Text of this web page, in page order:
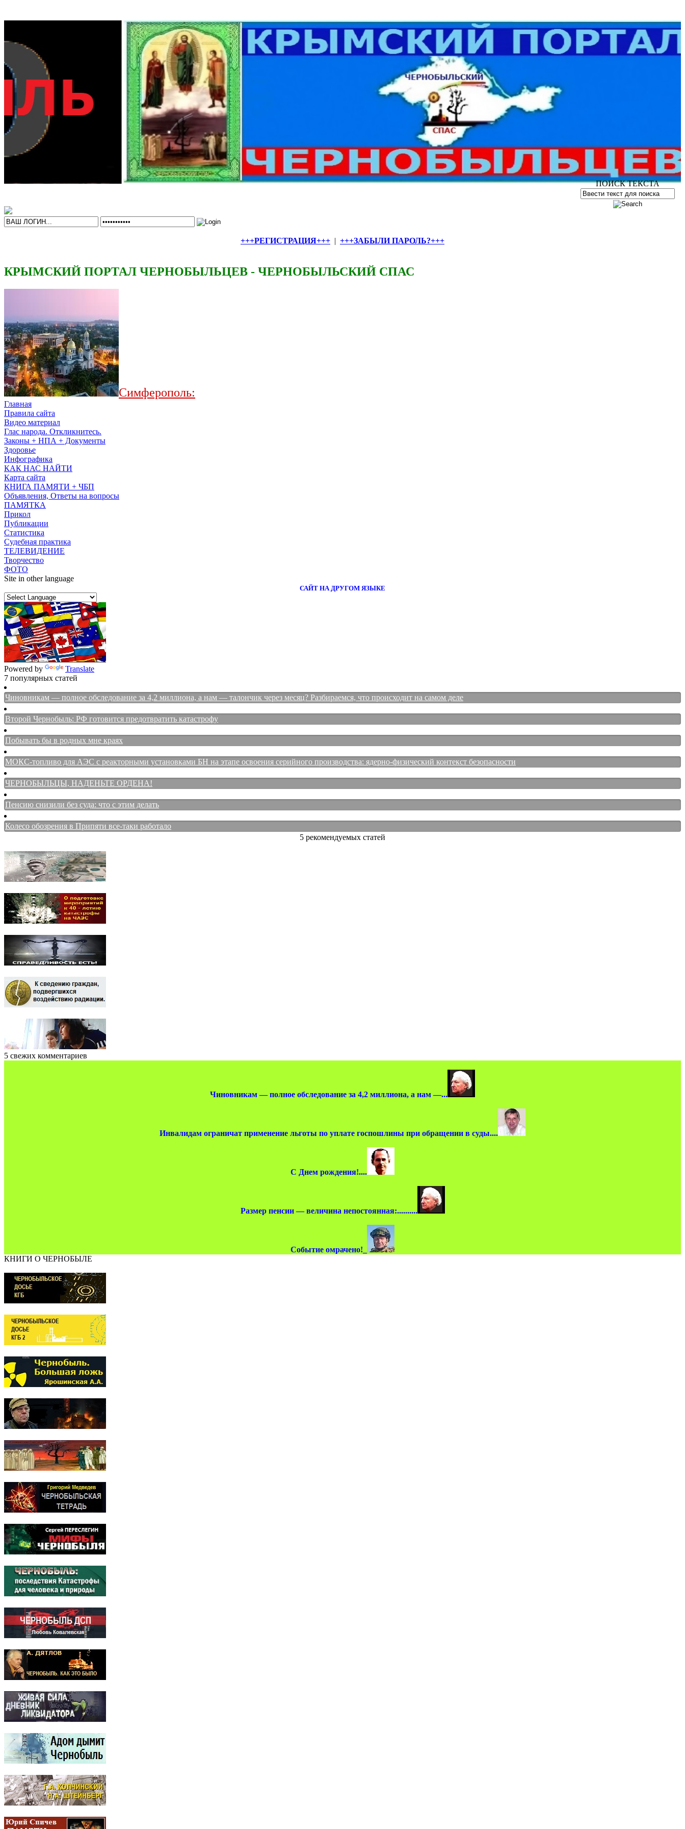
+++РЕГИСТРАЦИЯ+++ | +++ЗАБЫЛИ ПАРОЛЬ?+++
КРЫМСКИЙ ПОРТАЛ ЧЕРНОБЫЛЬЦЕВ - ЧЕРНОБЫЛЬСКИЙ СПАС
ПОИСК ТЕКСТА
Симферополь:
Главная
Правила сайта
Видео материал
Глас народа. Откликнитесь.
Законы + НПА + Документы
Здоровье
Инфографика
КАК НАС НАЙТИ
Карта сайта
КНИГА ПАМЯТИ + ЧБП
Объявления, Ответы на вопросы
ПАМЯТКА
Прикол
Публикации
Статистика
Судебная практика
ТЕЛЕВИДЕНИЕ
Творчество
ФОТО
Site in other language
САЙТ НА ДРУГОМ ЯЗЫКЕ
Powered by
Translate
7 популярных статей
Чиновникам — полное обследование за 4,2 миллиона, а нам — талончик через месяц? Разбираемся, что происходит на самом деле
Второй Чернобыль: РФ готовится предотвратить катастрофу
Побывать бы в родных мне краях
МОКС-топливо для АЭС с реакторными установками БН на этапе освоения серийного производства: ядерно-физический контекст безопасности
ЧЕРНОБЫЛЬЦЫ, НАДЕНЬТЕ ОРДЕНА!
Пенсию снизили без суда: что с этим делать
Колесо обозрения в Припяти все-таки работало
5 рекомендуемых статей
5 свежих комментариев
Чиновникам — полное обследование за 4,2 миллиона, а нам —...
Инвалидам ограничат применение льготы по уплате госпошлины при обращении в суды....
С Днем рождения!....
Размер пенсии — величина непостоянная:..........
Событие омрачено!_
КНИГИ О ЧЕРНОБЫЛЕ